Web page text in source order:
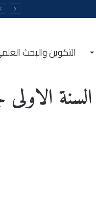
التكوين والبحث
السنة